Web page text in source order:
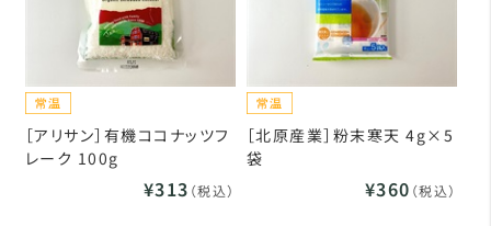
［アリサン］有機ココナッツフ
レーク 100g
¥313 （税込）
［北原産業］粉末寒天 4g×5
袋
¥360 （税込）